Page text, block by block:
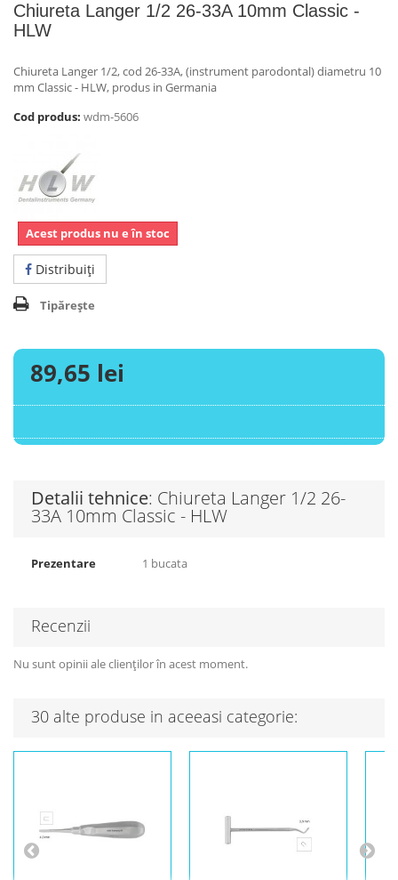
Chiureta Langer 1/2 26-33A 10mm Classic -
HLW
Chiureta Langer 1/2, cod 26-33A, (instrument parodontal) diametru 10
mm Classic - HLW, produs in Germania
Cod produs: wdm-5606
Acest produs nu e în stoc
Distribuiţi
Tipărește
89,65 lei
Detalii tehnice: Chiureta Langer 1/2 26-
33A 10mm Classic - HLW
Prezentare 1 bucata
Recenzii
Nu sunt opinii ale clienților în acest moment.
30 alte produse in aceeasi categorie: